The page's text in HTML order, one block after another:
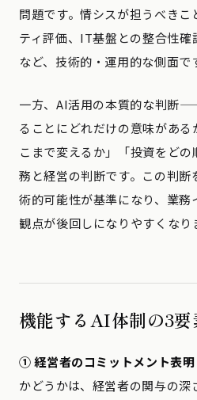
問題です。情シスが担うべきこ
ティ評価、IT基盤との整合性
など、技術的・運用的な側面で
一方、AI活用の本質的な判断
ることにどれだけの意味があ
こまで変えるか」「投資をど
務と経営の判断です。この判断
術的可能性が基準になり、業務
観点が後回しになりやすくなり
機能するAI体制の3要
① 経営者のコミットメント表
かどうかは、経営者の関与の深